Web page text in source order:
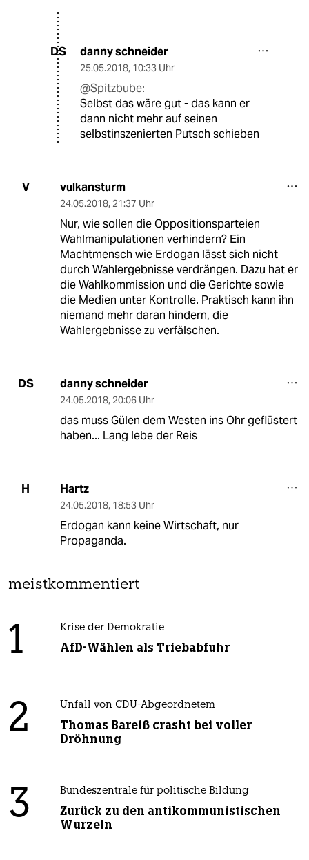
DS danny schneider
25.05.2018, 10:33 Uhr
@Spitzbube:
Selbst das wäre gut - das kann er
dann nicht mehr auf seinen
selbstinszenierten Putsch schieben
V vulkansturm
24.05.2018, 21:37 Uhr
Nur, wie sollen die Oppositionsparteien
Wahlmanipulationen verhindern? Ein
Machtmensch wie Erdogan lässt sich nicht
durch Wahlergebnisse verdrängen. Dazu hat er
die Wahlkommission und die Gerichte sowie
die Medien unter Kontrolle. Praktisch kann ihn
niemand mehr daran hindern, die
Wahlergebnisse zu verfälschen.
DS danny schneider
24.05.2018, 20:06 Uhr
das muss Gülen dem Westen ins Ohr geflüstert
haben... Lang lebe der Reis
H Hartz
24.05.2018, 18:53 Uhr
Erdogan kann keine Wirtschaft, nur
Propaganda.
meistkommentiert
1 Krise der Demokratie
AfD-Wählen als Triebabfuhr
2 Unfall von CDU-Abgeordnetem
Thomas Bareiß crasht bei voller
Dröhnung
3 Bundeszentrale für politische Bildung
Zurück zu den antikommunistischen
Wurzeln